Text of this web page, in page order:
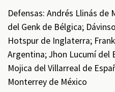
Defensas: Andrés Llinás de
del Genk de Bélgica;
Hotspur de Inglaterra;
Argentina; Jhon Lucumí del
Mojica del Villarreal de
Monterrey de México